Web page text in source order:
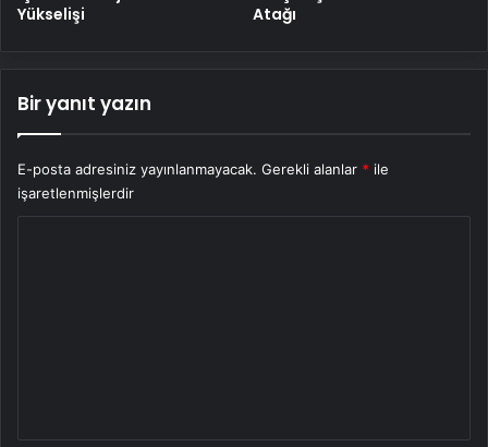
Yükselişi
Atağı
Bir yanıt yazın
E-posta adresiniz yayınlanmayacak. Gerekli alanlar * ile
işaretlenmişlerdir